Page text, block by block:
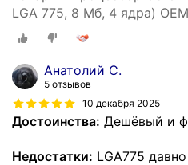
LGA 775, 8 Мб, 4 ядра) OEM
Анатолий С.
5 отзывов
10 декабря 2025
Достоинства: Дешёвый и
Недостатки: LGA775